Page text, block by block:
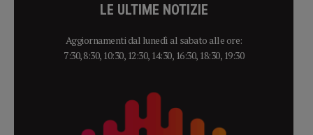
LE ULTIME NOTIZIE
Aggiornamenti dal lunedì al sabato alle ore:
7:30, 8:30, 10:30, 12:30, 14:30, 16:30, 18:30, 19:30